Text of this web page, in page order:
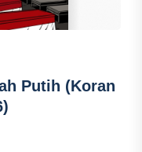
Putih (Koran